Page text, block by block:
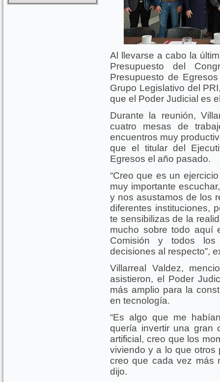
Al llevarse a cabo la
Presupuesto del
Presupuesto de
Grupo Legislativo del
que el Poder Judicial es
Durante la reunión,
cuatro mesas de
encuentros muy
que el titular del
Egresos el año pasado.
“Creo que es un
muy importante
y nos asustamos de los
diferentes instituciones,
te sensibilizas de la
mucho sobre todo aquí
Comisión y todos los
decisiones al respecto”,
Villarreal Valdez,
asistieron, el Poder
más amplio para la
en tecnología.
“Es algo que me
quería invertir una gran
artificial, creo que los
viviendo y a lo que otros
creo que cada vez más
dijo.